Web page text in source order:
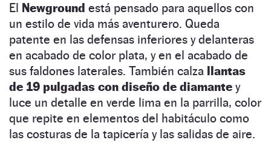
El Newground está pensado para aquellos con
un estilo de vida más aventurero. Queda
patente en las defensas inferiores y delanteras
en acabado de color plata, y en el acabado de
sus faldones laterales. También calza
llantas
de 19 pulgadas con diseño de diamante y
luce un detalle en verde lima en la parrilla, color
que repite en elementos del habitáculo como
las costuras de la tapicería y las salidas de aire.